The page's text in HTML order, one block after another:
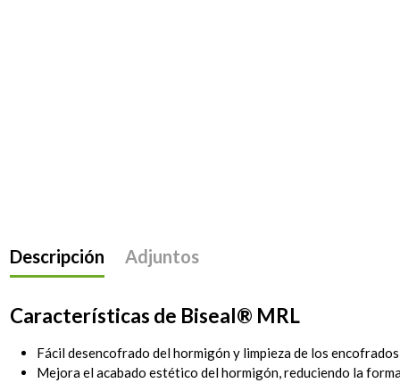
Descripción Adjuntos
Características de Biseal® MRL
Fácil desencofrado del hormigón y limpieza de los
Mejora el acabado estético del hormigón, reduciendo la